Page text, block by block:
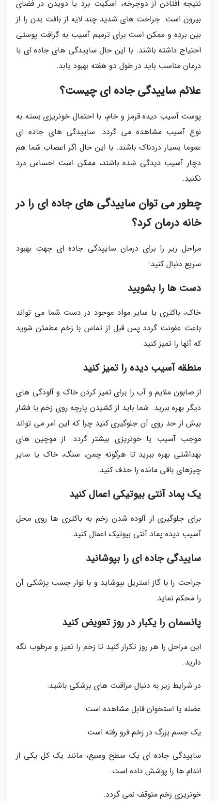
نتیجه افتادن از دوچرخه، اسکیت برد یا دویدن در فضای
بیرون است. جراحت های شدید چند لایه از بافت بدن را از
بین برده و ممکن است برای ترمیم آسیب به گرافت پوستی
احتیاج داشته باشند. با این حال ساییدگی های جاده ای با
درمان مناسب باید در طول دو هفته بهبود یابد.
علائم ساییدگی جاده ای چیست؟
پوست آسیب دیده قرمز و خام، با احتمال خونریزی بسته به
نوع آسیب مشاهده می گردد. ساییدگی های جاده ای
عموما بسیار دردناک باشند. با این حال اگر اعصاب شما هم
دچار آسیب دیدگی شده باشند، ممکن است احساس درد
نکنید.
چطور می توان ساییدگی های جاده ای را در
خانه درمان کرد؟
مراحل زیر را برای درمان ساییدگی جاده ای جهت بهبود
سریع دنبال کنید:
دست ها را بشویید
خاک، باکتری یا سایر مواد موجود در دست شما می تواند
باعث عفونت گردد پس قبل از تماس با زخم مطمئن شوید
که آنها را تمیز کنید.
منطقه آسیب دیده را تمیز کنید
از صابون ملایم و آب را برای تمیز کردن خاک و آلودگی های
دیگر بهره ببرید. شما باید از کشیدن پارچه روی زخم یا فشار
بیش از حد روی آن جلوگیری کنید چرا که این امر می تواند
موجب آسیب یا خونریزی بیشتر گردد. از موچین های
بهداشتی بهره ببرید تا هرگونه چمن، سنگ، خاک یا سایر
چیزهای باقی مانده را حذف کنید.
یک پماد آنتی بیوتیکی اعمال کنید
برای جلوگیری از آلوده شدن زخم به باکتری ها روی محل
آسیب دیده پماد آنتی بیوتیک اعمال کنید.
ساییدگی جاده ای را بپوشانید
جراحت را با گاز استریل بپوشاید و با نوار چسب پزشکی آن
را محکم نماید.
پانسمان را یکبار در روز تعویض کنید
این مراحل را هر روز تکرار کنید تا زخم را تمیز و مرطوب نگه
دارید.
در شرایط زیر به دنبال مراقبت های پزشکی باشید:
عضله یا استخوان قابل مشاهده است.
یک جسم بزرگ در زخم فرو رفته است.
ساییدگی جاده ای یک سطح وسیع، مانند یک کل یکی از
اندام ها را پوشش داده است.
خونریزی زخم متوقف نمی گردد.